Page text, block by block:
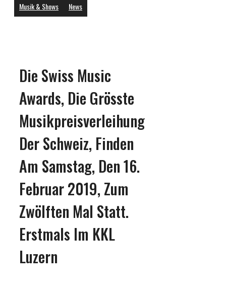
Musik & Shows News
Die Swiss Music
Awards, Die Grösste
Musikpreisverleihung
Der Schweiz, Finden
Am Samstag, Den 16.
Februar 2019, Zum
Zwölften Mal Statt.
Erstmals Im KKL
Luzern